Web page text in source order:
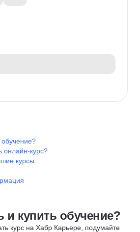
обучение?
онлайн-курс?
курсы
и купить обучение?
курс на Хабр Карьере, подумайте